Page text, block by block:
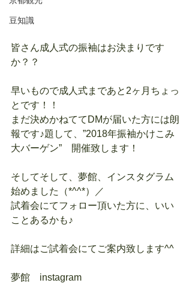
豆知識
皆さん成人式の振袖はお決まりです
か？？
早いもので成人式まであと2ヶ月ちょっ
とです！！
まだ決めかねててDMが届いた方には朗
報です♪題して、”2018年振袖かけこみ
大バーゲン”　開催致します！
そしてそして、夢館、インスタグラム
始めました（*^^*）／
試着会にてフォロー頂いた方に、いい
ことあるかも♪
詳細はご試着会にてご案内致します^^
夢館　instagram